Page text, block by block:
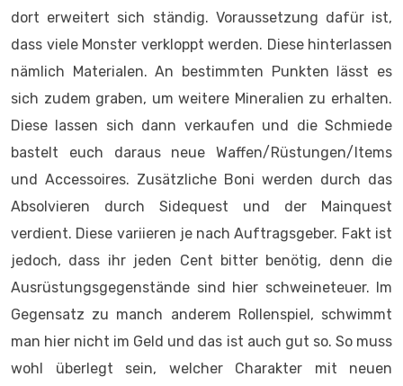
dort erweitert sich ständig. Voraussetzung dafür ist,
dass viele Monster verkloppt werden. Diese hinterlassen
nämlich Materialen. An bestimmten Punkten lässt es
sich zudem graben, um weitere Mineralien zu erhalten.
Diese lassen sich dann verkaufen und die Schmiede
bastelt euch daraus neue Waffen/Rüstungen/Items
und Accessoires. Zusätzliche Boni werden durch das
Absolvieren durch Sidequest und der Mainquest
verdient. Diese variieren je nach Auftragsgeber. Fakt ist
jedoch, dass ihr jeden Cent bitter benötig, denn die
Ausrüstungsgegenstände sind hier schweineteuer. Im
Gegensatz zu manch anderem Rollenspiel, schwimmt
man hier nicht im Geld und das ist auch gut so. So muss
wohl überlegt sein, welcher Charakter mit neuen